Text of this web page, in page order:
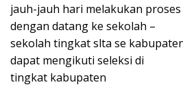
jauh-jauh hari melakukan
dengan datang ke sekolah –
sekolah tingkat slta se
dapat mengikuti seleksi di
tingkat kabupaten